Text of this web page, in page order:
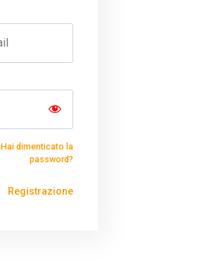
Hai dimenticato la
password?
Registrazione